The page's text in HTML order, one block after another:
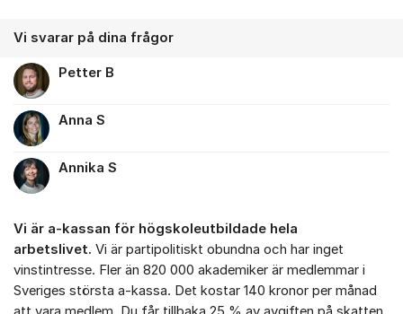
Vi svarar på dina frågor
Petter B
Anna S
Annika S
Vi är a-kassan för högskoleutbildade hela
arbetslivet. Vi är partipolitiskt obundna och har inget
vinstintresse. Fler än 820 000 akademiker är medlemmar i
Sveriges största a-kassa. Det kostar 140 kronor per månad